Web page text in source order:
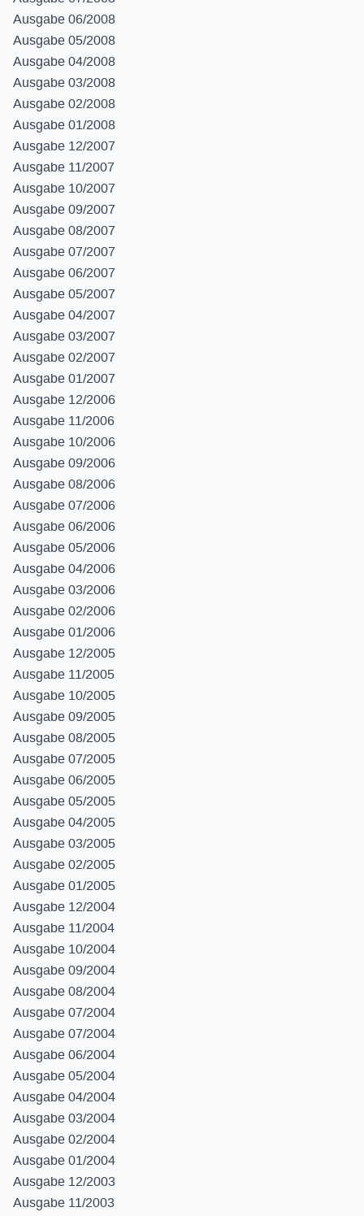
Ausgabe 06/2008
Ausgabe 05/2008
Ausgabe 04/2008
Ausgabe 03/2008
Ausgabe 02/2008
Ausgabe 01/2008
Ausgabe 12/2007
Ausgabe 11/2007
Ausgabe 10/2007
Ausgabe 09/2007
Ausgabe 08/2007
Ausgabe 07/2007
Ausgabe 06/2007
Ausgabe 05/2007
Ausgabe 04/2007
Ausgabe 03/2007
Ausgabe 02/2007
Ausgabe 01/2007
Ausgabe 12/2006
Ausgabe 11/2006
Ausgabe 10/2006
Ausgabe 09/2006
Ausgabe 08/2006
Ausgabe 07/2006
Ausgabe 06/2006
Ausgabe 05/2006
Ausgabe 04/2006
Ausgabe 03/2006
Ausgabe 02/2006
Ausgabe 01/2006
Ausgabe 12/2005
Ausgabe 11/2005
Ausgabe 10/2005
Ausgabe 09/2005
Ausgabe 08/2005
Ausgabe 07/2005
Ausgabe 06/2005
Ausgabe 05/2005
Ausgabe 04/2005
Ausgabe 03/2005
Ausgabe 02/2005
Ausgabe 01/2005
Ausgabe 12/2004
Ausgabe 11/2004
Ausgabe 10/2004
Ausgabe 09/2004
Ausgabe 08/2004
Ausgabe 07/2004
Ausgabe 07/2004
Ausgabe 06/2004
Ausgabe 05/2004
Ausgabe 04/2004
Ausgabe 03/2004
Ausgabe 02/2004
Ausgabe 01/2004
Ausgabe 12/2003
Ausgabe 11/2003